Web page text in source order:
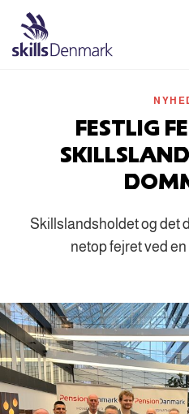
FESTLIG
Skillslandsholdet og det
netop fejret ved